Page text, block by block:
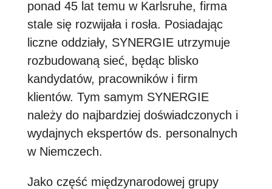
ponad 45 lat temu w Karlsruhe, firma
stale się rozwijała i rosła. Posiadając
liczne oddziały, SYNERGIE utrzymuje
rozbudowaną sieć, będąc blisko
kandydatów, pracowników i firm
klientów. Tym samym SYNERGIE
należy do najbardziej doświadczonych i
wydajnych ekspertów ds. personalnych
w Niemczech.
Jako część międzynarodowej grupy